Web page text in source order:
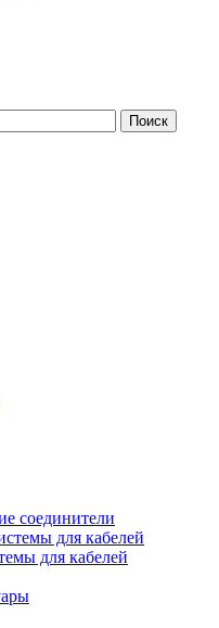
соединители
для кабелей
для кабелей